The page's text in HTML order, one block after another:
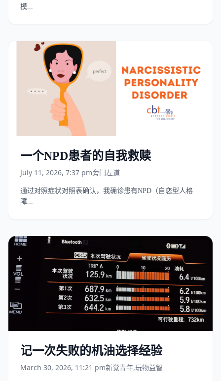
模...
一个NPD患者的自我救赎
July 11, 2026, 7:37 pm旁门左道
通过对照症状对照表确认，我确诊患有NPD（自恋型人格
障...
记一次失败的机油选择经验
March 30, 2026, 11:21 pm新觉青年,玩物益智